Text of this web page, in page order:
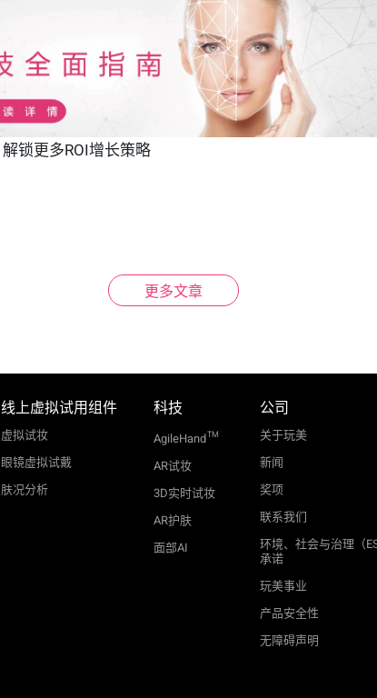
解锁更多ROI增长策略
更多文章
线上虚拟试用组件
虚拟试妆
眼镜虚拟试戴
肤况分析
科技
AgileHandTM
AR试妆
3D实时试妆
AR护肤
面部AI
公司
关于玩美
新闻
奖项
联系我们
环境、社会与治理（
承诺
玩美事业
产品安全性
无障碍声明